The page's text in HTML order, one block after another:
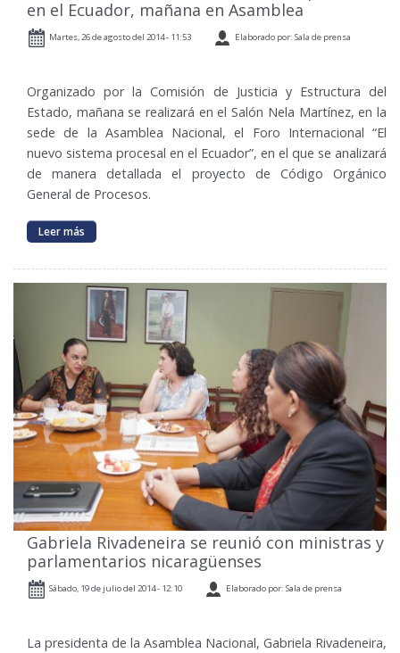
en el Ecuador, mañana en Asamblea
Martes, 26 de agosto del 2014 - 11:53 Elaborado por: Sala de prensa
Organizado por la Comisión de Justicia y Estructura del
Estado, mañana se realizará en el Salón Nela Martínez, en la
sede de la Asamblea Nacional, el Foro Internacional “El
nuevo sistema procesal en el Ecuador”, en el que se analizará
de manera detallada el proyecto de Código Orgánico
General de Procesos.
Leer más
Gabriela Rivadeneira se reunió con ministras y
parlamentarios nicaragüenses
Sábado, 19 de julio del 2014 - 12:10 Elaborado por: Sala de prensa
La presidenta de la Asamblea Nacional, Gabriela Rivadeneira,